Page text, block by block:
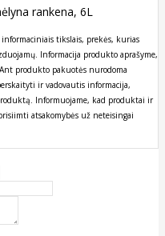
rankena, 6L
tikslais, prekės, kurias
Informacija produkto aprašyme,
produkto pakuotės nurodoma
ir vadovautis informacija,
Informuojame, kad produktai ir
atsakomybės už neteisingai